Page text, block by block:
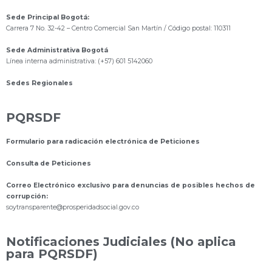
Sede Principal Bogotá:
Carrera 7 No. 32-42 – Centro Comercial San Martín / Código postal: 110311
Sede Administrativa Bogotá
Línea interna administrativa: (+57) 601 5142060
Sedes Regionales
PQRSDF
Formulario para radicación electrónica de Peticiones
Consulta de Peticiones
Correo Electrónico exclusivo para denuncias de posibles hechos de
corrupción:
soytransparente@prosperidadsocial.gov.co
Notificaciones Judiciales (No aplica
para PQRSDF)